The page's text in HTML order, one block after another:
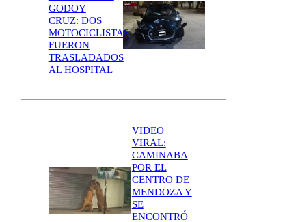
GODOY
CRUZ: DOS
MOTOCICLISTAS
FUERON
TRASLADADOS
AL HOSPITAL
VIDEO
VIRAL:
CAMINABA
POR EL
CENTRO DE
MENDOZA Y
SE
ENCONTRÓ